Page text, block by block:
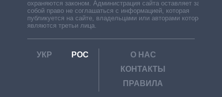
охраняются законом. Администрация сайта оставляет за
собой право не соглашаться с информацией, которая
публикуется на сайте, владельцами или авторами которой
являются третьи лица.
УКР РОС
О НАС
КОНТАКТЫ
ПРАВИЛА